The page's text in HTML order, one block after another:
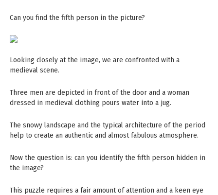
Can you find the fifth person in the picture?
Looking closely at the image, we are confronted with a
medieval scene.
Three men are depicted in front of the door and a woman
dressed in medieval clothing pours water into a jug.
The snowy landscape and the typical architecture of the period
help to create an authentic and almost fabulous atmosphere.
Now the question is: can you identify the fifth person hidden in
the image?
This puzzle requires a fair amount of attention and a keen eye